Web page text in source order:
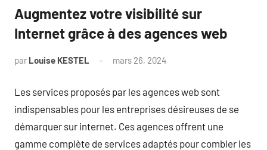
Augmentez votre visibilité sur
Internet grâce à des agences web
par Louise KESTEL mars 26, 2024
Les services proposés par les agences web sont
indispensables pour les entreprises désireuses de se
démarquer sur internet. Ces agences offrent une
gamme complète de services adaptés pour combler les